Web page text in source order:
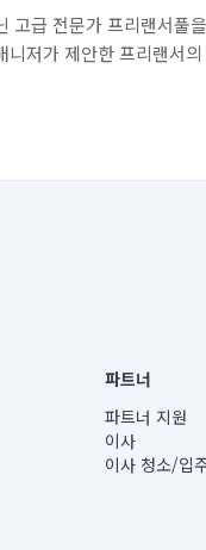
고급 전문가 프리랜서풀
니저가 제안한 프리랜서
허가번호 : 2016-3220163-
공정거래위원회 정보) |
RHEE
로 6(중학동, 트윈트리빌딩) B
동 율곡로 24, 7층, 8층 미소
파트너
파트너 지원
이사
이사 청소/입